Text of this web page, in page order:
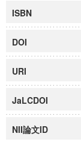
ISBN
DOI
URI
JaLCDOI
NII論文ID